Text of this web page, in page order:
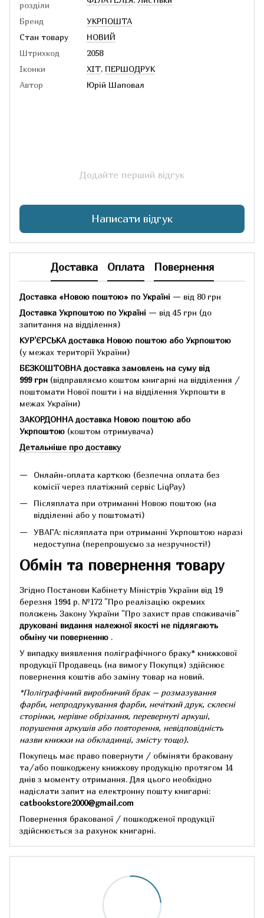
розділи
Бренд
УКРПОШТА
Стан товару
НОВИЙ
Штрихкод
2058
Іконки
ХІТ, ПЕРШОДРУК
Автор
Юрій Шаповал
Додайте перший відгук
Написати відгук
Доставка Оплата Повернення
Доставка «Новою поштою» по Україні — від 80 грн
Доставка Укрпоштою по Україні — від 45 грн (до
запитання на відділення)
КУР'ЄРСЬКА доставка Новою поштою або Укрпоштою
(у межах території України)
БЕЗКОШТОВНА доставка замовлень на суму від
999 грн (відправляємо коштом книгарні на відділення /
поштомати Нової пошти і на відділення Укрпошти в
межах України)
ЗАКОРДОННА доставка Новою поштою або
Укрпоштою (коштом отримувача)
Детальніше про доставку
Онлайн-оплата карткою (безпечна оплата без
комісії через платіжний сервіс LiqPay)
Післяплата при отриманні Новою поштою (на
відділенні або у поштоматі)
УВАГА: післяплата при отриманні Укрпоштою наразі
недоступна (перепрошуємо за незручності!)
Обмін та повернення товару
Згідно Постанови Кабінету Міністрів України від 19
березня 1994 р. №172 "Про реалізацію окремих
положень Закону України "Про захист прав споживачів"
друковані видання належної якості не підлягають
обміну чи поверненню .
У випадку виявлення поліграфічного браку* книжкової
продукції Продавець (на вимогу Покупця) здійснює
повернення коштів або заміну товар на новий.
*Поліграфічний виробничий брак – розмазування
фарби, непродрукування фарби, нечіткий друк, склеєні
сторінки, нерівне обрізання, перевернуті аркуші,
порушення аркушів або повторення, невідповідність
назви книжки на обкладинці, змісту тощо).
Покупець має право повернути / обміняти браковану
та/або пошкоджену книжкову продукцію протягом 14
днів з моменту отримання. Для цього необхідно
надіслати запит на електронну пошту книгарні:
catbookstore2000@gmail.com
Повернення бракованої / пошкодженої продукції
здійснюється за рахунок книгарні.